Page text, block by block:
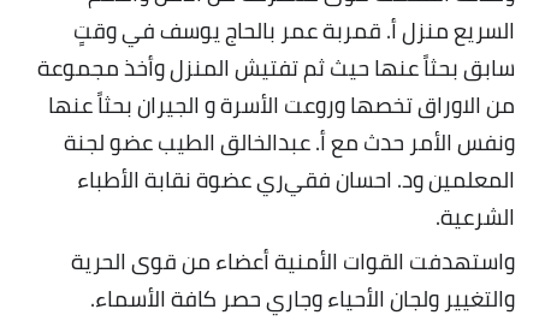
السريع منزل أ. قمربة عمر بالحاج يوسف في وقتٍ
سابق بحثاً عنها حيث ثم تفتيش المنزل وأخذ مجموعة
من الاوراق تخصها وروعت الأسرة و الجيران بحثاً عنها
ونفس الأمر حدث مع أ. عبدالخالق الطيب عضو لجنة
المعلمين ود. احسان فقيري عضوة نقابة الأطباء
الشرعية.
واستهدفت القوات الأمنية أعضاء من قوى الحرية
والتغيير ولجان الأحياء وجاري حصر كافة الأسماء.